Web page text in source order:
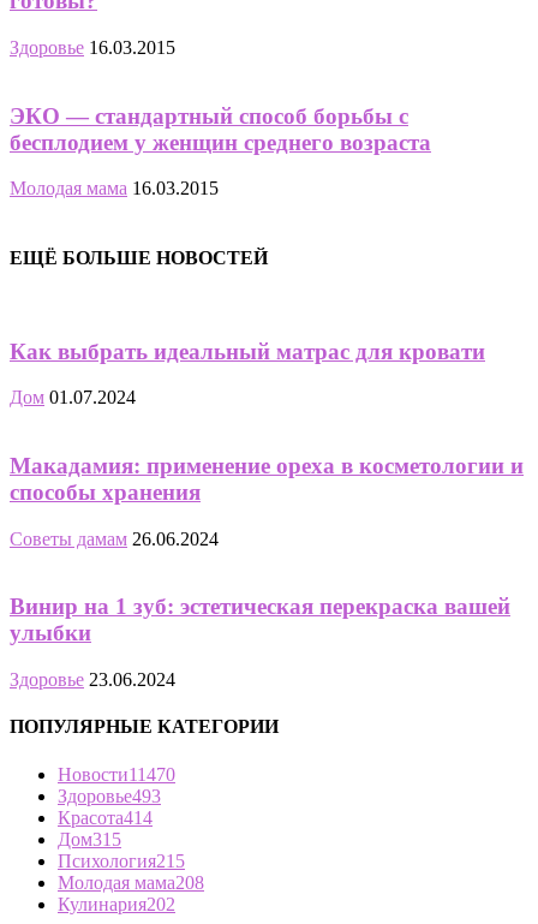
Здоровье 16.03.2015
ЭКО — стандартный способ борьбы с
бесплодием у женщин среднего возраста
Молодая мама 16.03.2015
ЕЩЁ БОЛЬШЕ НОВОСТЕЙ
Как выбрать идеальный матрас для кровати
Дом 01.07.2024
Макадамия: применение ореха в косметологии и
способы хранения
Советы дамам 26.06.2024
Винир на 1 зуб: эстетическая перекраска вашей
улыбки
Здоровье 23.06.2024
ПОПУЛЯРНЫЕ КАТЕГОРИИ
Новости11470
Здоровье493
Красота414
Дом315
Психология215
Молодая мама208
Кулинария202